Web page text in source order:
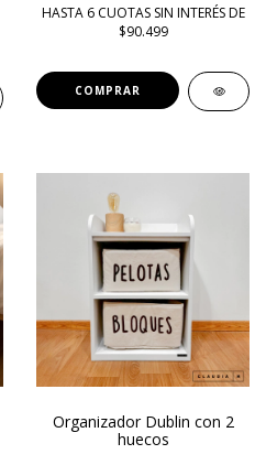
HASTA 6 CUOTAS SIN INTERÉS DE
$90.499
COMPRAR
Organizador Dublin con 2
huecos